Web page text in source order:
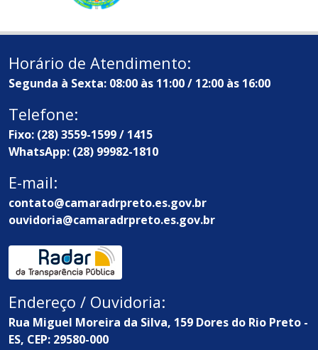
Horário de Atendimento:
Segunda à Sexta: 08:00 às 11:00 / 12:00 às 16:00
Telefone:
Fixo: (28) 3559-1599 / 1415
WhatsApp: (28) 99982-1810
E-mail:
contato@camaradrpreto.es.gov.br
ouvidoria@camaradrpreto.es.gov.br
Endereço / Ouvidoria:
Rua Miguel Moreira da Silva, 159 Dores do Rio Preto -
ES, CEP: 29580-000